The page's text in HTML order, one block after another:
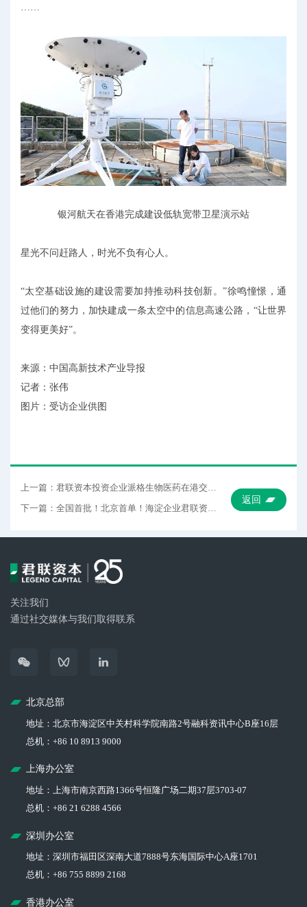
银河航天在香港完成建设低轨宽带卫星演示站
星光不问赶路人，时光不负有心人。
“太空基础设施的建设需要加持推动科技创新。”徐鸣憧憬，通
过他们的努力，加快建成一条太空中的信息高速公路，“让世界
变得更美好”。
来源：中国高新技术产业导报
记者：张伟
图片：受访企业供图
返回
上一篇：君联资本投资企业派格生物医药在港交所成功上市
下一篇：全国首批！北京首单！海淀企业君联资本启动发行民营创投“科创债”
关注我们
通过社交媒体与我们取得联系
北京总部
地址：北京市海淀区中关村科学院南路2号融科资讯中心B座16层
总机：+86 10 8913 9000
上海办公室
地址：上海市南京西路1366号恒隆广场二期37层3703-07
总机：+86 21 6288 4566
深圳办公室
地址：深圳市福田区深南大道7888号东海国际中心A座1701
总机：+86 755 8899 2168
香港办公室